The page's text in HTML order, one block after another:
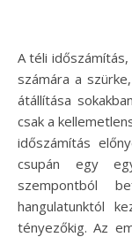
A téli időszámítás, amely évente kétszer megjelenik, sokak
számára a
átállítása
csak a
időszámítás
csupán egy
szempontból
hangulatunktól
tényezőkig. Az